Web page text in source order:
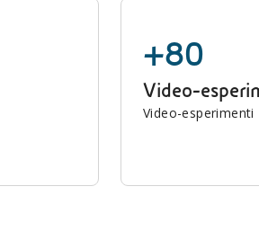
+80
Video-
Video-esperimenti